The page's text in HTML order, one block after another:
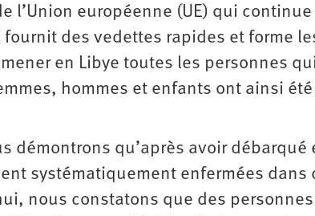
l’Union européenne (UE) qui
fournit des vedettes rapides et forme
en Libye toutes les personnes
hommes et enfants ont ainsi
démontrons qu’après avoir débarqué
systématiquement enfermées dans
nous constatons que des